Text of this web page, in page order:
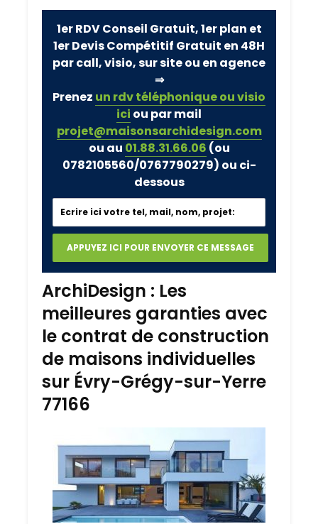
1er RDV Conseil Gratuit, 1er plan et
1er Devis Compétitif Gratuit en 48H
par call, visio, sur site ou en agence
⇒
Prenez un rdv téléphonique ou visio
ici ou par mail
projet@maisonsarchidesign.com
ou au 01.88.31.66.06 (ou
0782105560/0767790279) ou ci-
dessous
ArchiDesign : Les
meilleures garanties avec
le contrat de construction
de maisons individuelles
sur Évry-Grégy-sur-Yerre
77166